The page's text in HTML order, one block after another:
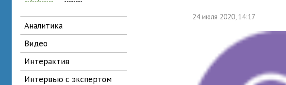
аналитика
видео
интерактив
интервью с экспертом
24 июля 2020, 14:17